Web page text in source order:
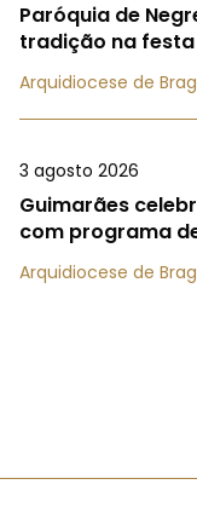
Paróquia de
tradição na
Arquidiocese de
3 agosto 2026
Guimarães
com programa
Arquidiocese de